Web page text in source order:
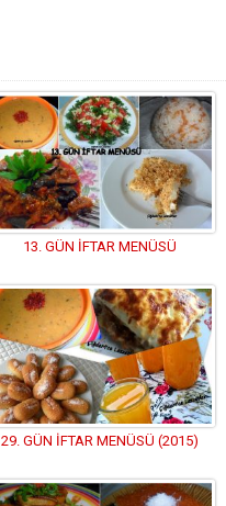
13. GÜN İFTAR MENÜSÜ
29. GÜN İFTAR MENÜSÜ (2015)